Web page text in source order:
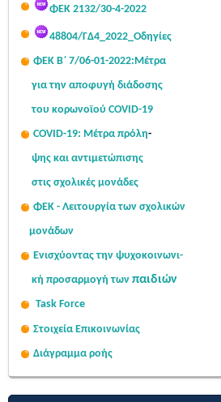
αποσπασμένων μονίμων...
ΦΕΚ 2132/30-4-2022
48804/ΓΔ4_2022_Οδηγίες
ΦΕΚ Β΄ 7/06-01-2022:Μέτρα
για την αποφυγή διάδοσης
του κορωνοϊού COVID-19
COVID-19: Μέτρα πρόλη-
ψης και αντιμετώπισης
στις σχολικές μονάδες
ΦΕΚ - Λειτουργία των σχολικών
μονάδων
Ενισχύοντας την ψυχοκοινωνι-
κή προσαρμογή των παιδιών
Task Force
Στοιχεία Επικοινωνίας
Διάγραμμα ροής